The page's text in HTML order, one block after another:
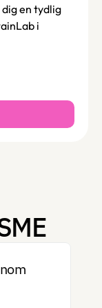
en tydlig
i